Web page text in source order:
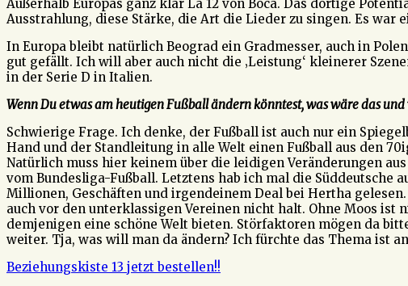
Außerhalb Europas ganz klar La 12 von Boca. Das dortige
Ausstrahlung, diese Stärke, die Art die Lieder zu singen. Es
In Europa bleibt natürlich Beograd ein Gradmesser, auch in
gut gefällt. Ich will aber auch nicht die ‚Leistung‘ kleinerer
in der Serie D in Italien.
Wenn Du etwas am heutigen Fußball ändern könntest, was wäre das
Schwierige Frage. Ich denke, der Fußball ist auch nur ein
Hand und der Standleitung in alle Welt einen Fußball aus den
Natürlich muss hier keinem über die leidigen Veränderungen
vom Bundesliga-Fußball. Letztens hab ich mal die
Millionen, Geschäften und irgendeinem Deal bei Hertha
auch vor den unterklassigen Vereinen nicht halt. Ohne Moos ist
demjenigen eine schöne Welt bieten. Störfaktoren mögen da
weiter. Tja, was will man da ändern? Ich fürchte das Thema ist
Beziehungskiste 13 jetzt bestellen!!